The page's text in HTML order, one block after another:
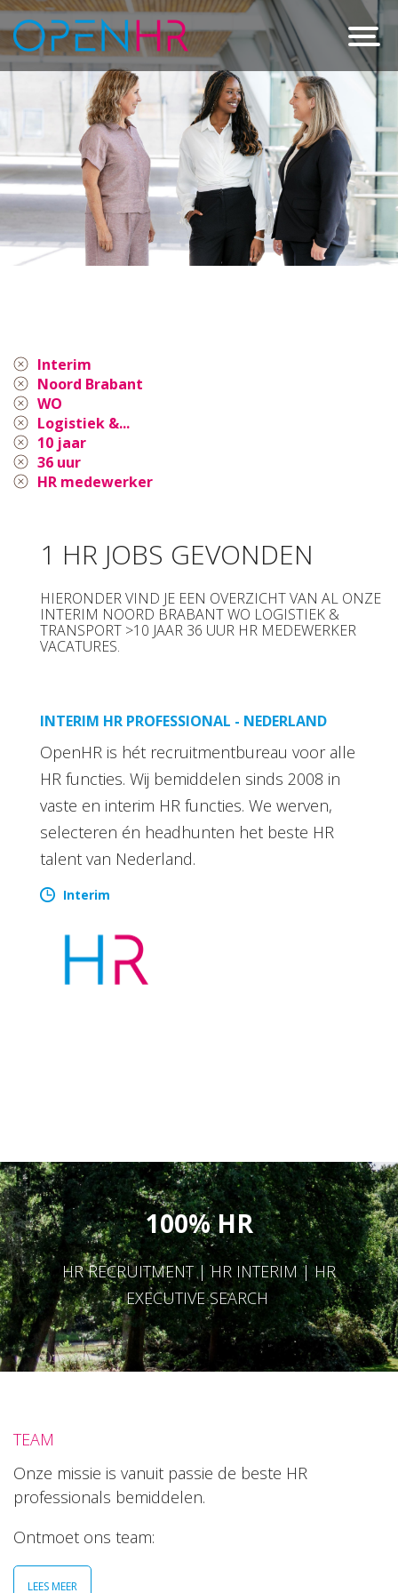
Interim
Noord Brabant
WO
Logistiek &...
10 jaar
36 uur
HR medewerker
1 HR JOBS GEVONDEN
HIERONDER VIND JE EEN OVERZICHT VAN AL ONZE
INTERIM NOORD BRABANT WO LOGISTIEK &
TRANSPORT >10 JAAR 36 UUR HR MEDEWERKER
VACATURES.
INTERIM HR PROFESSIONAL - NEDERLAND
OpenHR is hét recruitmentbureau voor alle
HR functies. Wij bemiddelen sinds 2008 in
vaste en interim HR functies. We werven,
selecteren én headhunten het beste HR
talent van Nederland.
Interim
100% HR
HR RECRUITMENT | HR INTERIM | HR
EXECUTIVE SEARCH
TEAM
Onze missie is vanuit passie de beste HR
professionals bemiddelen.
Ontmoet ons team:
LEES MEER